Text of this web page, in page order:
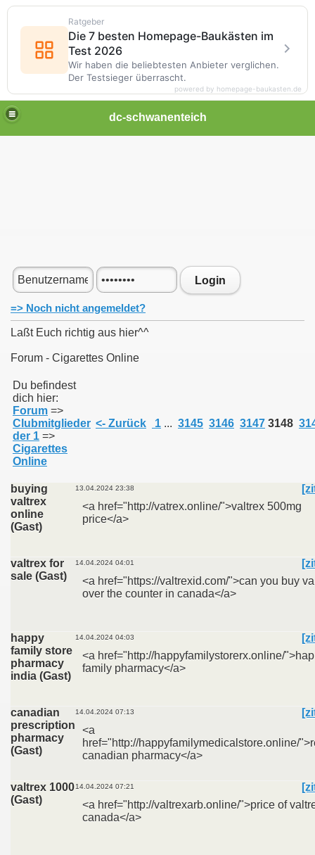
dc-schwanenteich
Login
=> Noch nicht angemeldet?
Laßt Euch richtig aus hier^^
Forum - Cigarettes Online
Du befindest
dich hier:
Forum =>
Clubmitglieder
der 1 =>
Cigarettes
Online
<- Zurück 1 ... 3145 3146 3147 3148
buying
valtrex
online
(Gast)
13.04.2024 23:38
<a href="http://vatrex.online/">valtrex 500mg
price</a>
valtrex for
sale (Gast)
14.04.2024 04:01
<a href="https://valtrexid.com/">can you buy
over the counter in canada</a>
happy
family store
pharmacy
india (Gast)
14.04.2024 04:03
<a href="http://happyfamilystorerx.online/
family pharmacy</a>
canadian
prescription
pharmacy
(Gast)
14.04.2024 07:13
<a
href="http://happyfamilymedicalstore.online/
canadian pharmacy</a>
valtrex 1000
(Gast)
14.04.2024 07:21
<a href="http://valtrexarb.online/">price of
canada</a>
Ratgeber
Die 7 besten Homepage-Baukästen im
Test 2026
Wir haben die beliebtesten Anbieter verglichen.
Der Testsieger überrascht.
powered by homepage-baukasten.de